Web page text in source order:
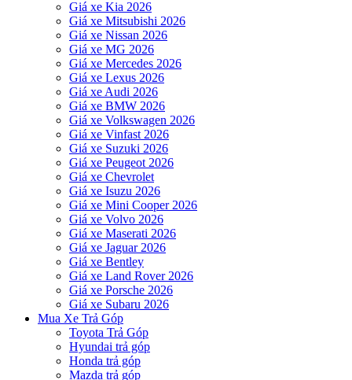
Giá xe Kia 2026
Giá xe Mitsubishi 2026
Giá xe Nissan 2026
Giá xe MG 2026
Giá xe Mercedes 2026
Giá xe Lexus 2026
Giá xe Audi 2026
Giá xe BMW 2026
Giá xe Volkswagen 2026
Giá xe Vinfast 2026
Giá xe Suzuki 2026
Giá xe Peugeot 2026
Giá xe Chevrolet
Giá xe Isuzu 2026
Giá xe Mini Cooper 2026
Giá xe Volvo 2026
Giá xe Maserati 2026
Giá xe Jaguar 2026
Giá xe Bentley
Giá xe Land Rover 2026
Giá xe Porsche 2026
Giá xe Subaru 2026
Mua Xe Trả Góp
Toyota Trả Góp
Hyundai trả góp
Honda trả góp
Mazda trả góp